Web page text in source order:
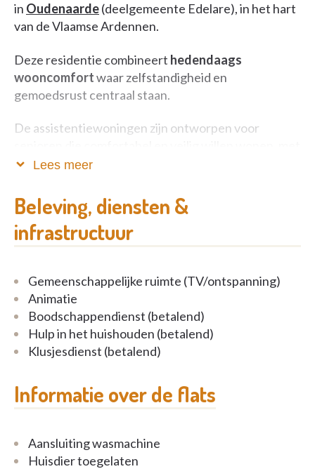
in Oudenaarde(deelgemeente Edelare), in het hart
van de Vlaamse Ardennen.
Deze residentie combineert hedendaags
wooncomfortwaar zelfstandigheid en
gemoedsrust centraal staan.
De assistentiewoningen zijn ontworpen voor
de vrijheid om hun leven zelf in te richten, en met de
wanneer nodig. Dankzij de combinatie
vannieuwbouw en respect voor het bestaande
karaktervan het oude klooster ontstaat een
Bewoners genieten hier van rust, privacy en een
sterk buurtgevoel, terwijl winkels,
zorgvoorzieningen en het centrum van Oudenaarde
vlot bereikbaar blijven.
Lees meer
Beleving, diensten &
infrastructuur
Gemeenschappelijke ruimte (TV/ontspanning)
Animatie
Boodschappendienst (betalend)
Hulp in het huishouden (betalend)
Klusjesdienst (betalend)
Informatie over de flats
Aansluiting wasmachine
Huisdier toegelaten